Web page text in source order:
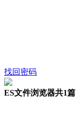
找回密码
ES文件浏览器共1篇